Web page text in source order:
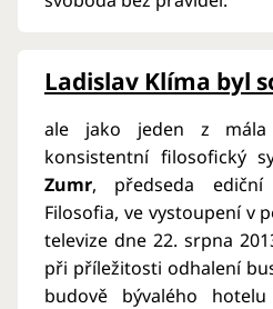
Ladislav Klíma byl
ale jako jeden z mála
konsistentní filosofický
Zumr, předseda ediční
Filosofia, ve vystoupení v
televize dne 22. srpna
při příležitosti odhalení
budově bývalého